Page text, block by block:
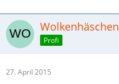
Wolkenhäschen
Profi
27. April 2015